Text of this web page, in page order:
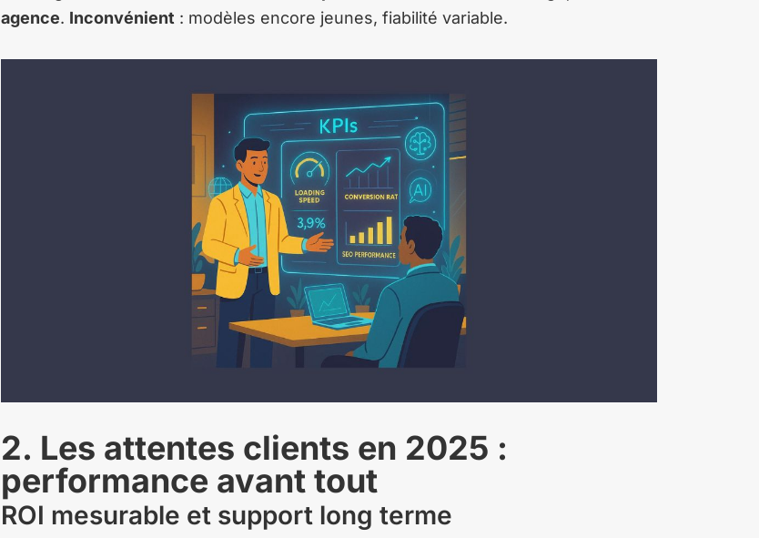
agence. Inconvénient : modèles encore jeunes, fiabilité variable.
2. Les attentes clients en 2025 :
performance avant tout
ROI mesurable et support long terme